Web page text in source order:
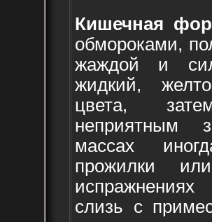
Кишечная
обмороками,
жаждой и
жидкий,
цвета,
неприятным
массах
прожилки
слизь с